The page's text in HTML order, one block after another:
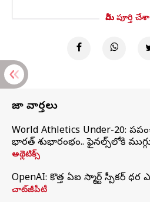
మీరు పూర్తి
తాజా వార్తలు
World Athletics Under-20:
భారత్‌ శుభారంభం.. ఫైనల్స్‌లోకి
అథ్లెటిక్స్
OpenAI: కొత్త ఏఐ స్మార్ట్ స్పీకర్
చాట్‌జీపీటీ